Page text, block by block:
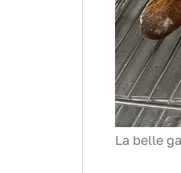
La belle